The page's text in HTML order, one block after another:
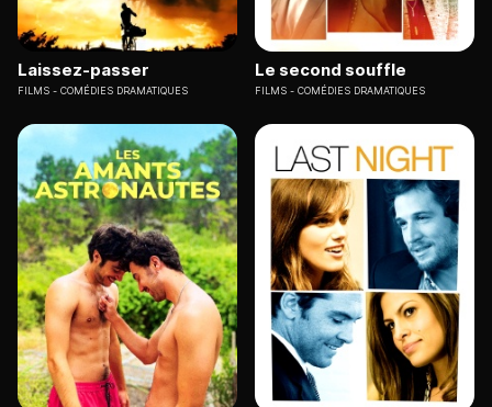
Laissez-passer
FILMS COMÉDIES DRAMATIQUES
Le second souffle
FILMS COMÉDIES DRAMATIQUES